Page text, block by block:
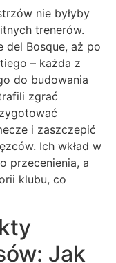
nie byłyby
trenerów.
del Bosque, aż po
– każda z
do budowania
zgrać
i zaszczepić
Ich wkład w
przecenienia, a
klubu, co
Jak